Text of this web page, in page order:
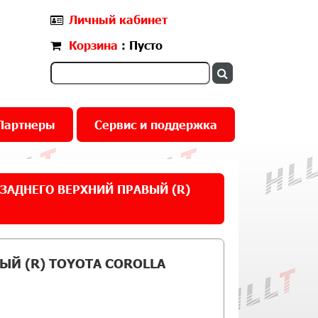
Личный кабинет
Корзина : Пусто
Сервис и поддержка
ВЕРХНИЙ ПРАВЫЙ (R)
TOYOTA COROLLA